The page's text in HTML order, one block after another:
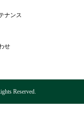
ナンス
せ
Reserved.